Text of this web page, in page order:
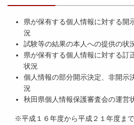
県が保有する個人情報に対する開
況
試験等の結果の本人への提供の状
県が保有する個人情報に対する訂
状況
個人情報の部分開示決定、非開示
況
秋田県個人情報保護審査会の運営
※平成１６年度から平成２１年度ま